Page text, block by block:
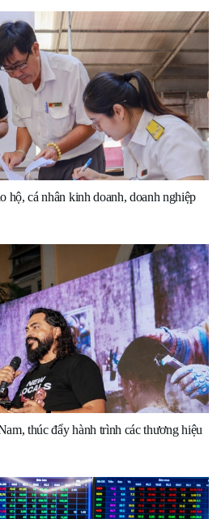
hộ, cá nhân kinh doanh, doanh nghiệp
thúc đẩy hành trình các thương hiệu